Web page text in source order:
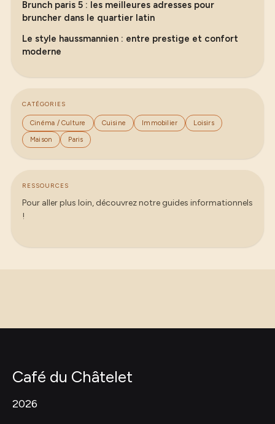
Brunch paris 5 : les meilleures adresses pour
bruncher dans le quartier latin
Le style haussmannien : entre prestige et confort
moderne
CATÉGORIES
Cinéma / Culture Cuisine Immobilier Loisirs
Maison Paris
RESSOURCES
Pour aller plus loin, découvrez notre guides informationnels
!
Café du Châtelet
2026